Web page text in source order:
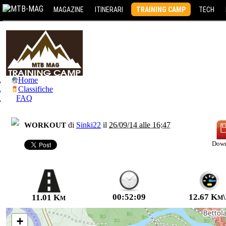
MAGAZINE ITINERARI TRAINING CAMP TECH
Home
Classifiche
FAQ
workout di Sinki22 il 26/09/14 alle 16:47
11.01 Km 00:52:09 12.67
+